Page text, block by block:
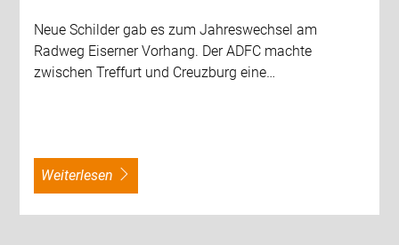
Neue Schilder gab es zum Jahreswechsel am
Radweg Eiserner Vorhang. Der ADFC machte
zwischen Treffurt und Creuzburg eine…
weiterlesen